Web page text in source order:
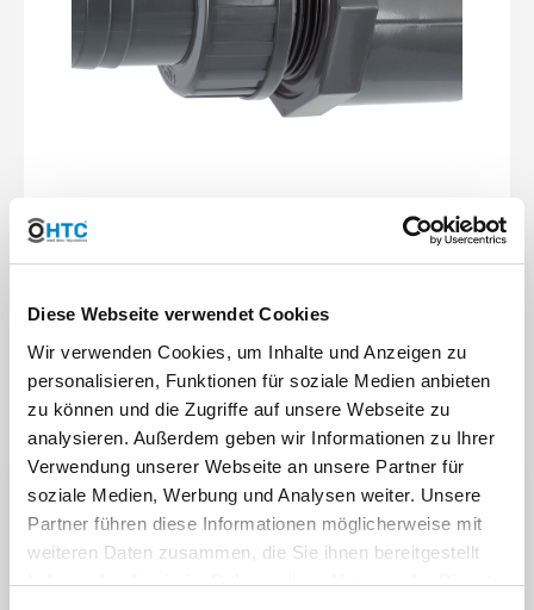
Diese Webseite verwendet Cookies
Wir verwenden Cookies, um Inhalte und Anzeigen zu
personalisieren, Funktionen für soziale Medien anbieten
zu können und die Zugriffe auf unsere Webseite zu
analysieren. Außerdem geben wir Informationen zu Ihrer
Verwendung unserer Webseite an unsere Partner für
soziale Medien, Werbung und Analysen weiter. Unsere
Partner führen diese Informationen möglicherweise mit
weiteren Daten zusammen, die Sie ihnen bereitgestellt
haben oder die sie im Rahmen Ihrer Nutzung der Dienste
Die Gewindeausarbeitung in BSP G (dem gängigen
Gewindetyp in der Sanitärbranche) ermöglicht einen
Gewindelänge.
Produktionsprogramm ist und damit alle Features
aufweist, zeigt das Produktbild sowie das
-Logo.
PVC-U Übergangsnippel in der
Muffe